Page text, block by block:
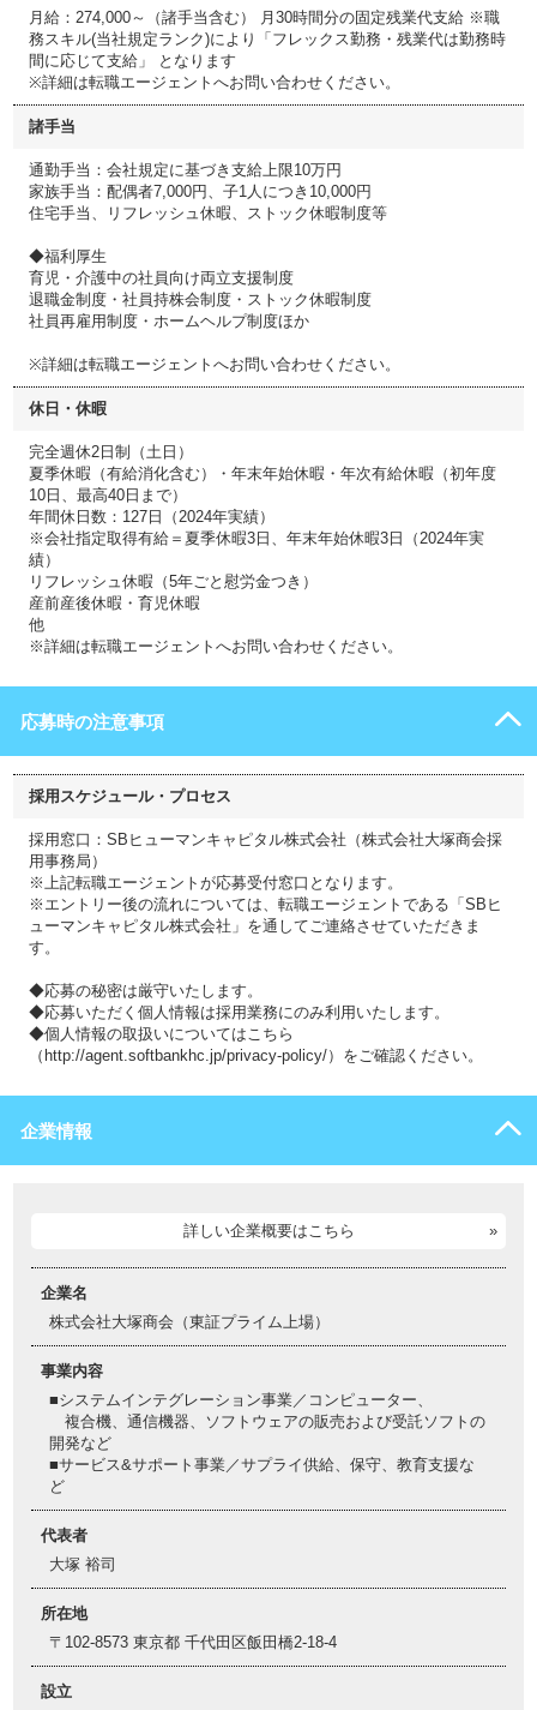
月給：274,000～（諸手当含む） 月30時間分の固定残業代支給 ※職
務スキル(当社規定ランク)により「フレックス勤務・残業代は勤務時
間に応じて支給」 となります
※詳細は転職エージェントへお問い合わせください。
諸手当
通勤手当：会社規定に基づき支給上限10万円
家族手当：配偶者7,000円、子1人につき10,000円
住宅手当、リフレッシュ休暇、ストック休暇制度等
◆福利厚生
育児・介護中の社員向け両立支援制度
退職金制度・社員持株会制度・ストック休暇制度
社員再雇用制度・ホームヘルプ制度ほか
※詳細は転職エージェントへお問い合わせください。
休日・休暇
完全週休2日制（土日）
夏季休暇（有給消化含む）・年末年始休暇・年次有給休暇（初年度
10日、最高40日まで）
年間休日数：127日（2024年実績）
※会社指定取得有給＝夏季休暇3日、年末年始休暇3日（2024年実
績）
リフレッシュ休暇（5年ごと慰労金つき）
産前産後休暇・育児休暇
他
※詳細は転職エージェントへお問い合わせください。
応募時の注意事項
採用スケジュール・プロセス
採用窓口：SBヒューマンキャピタル株式会社（株式会社大塚商会採
用事務局）
※上記転職エージェントが応募受付窓口となります。
※エントリー後の流れについては、転職エージェントである「SBヒ
ューマンキャピタル株式会社」を通してご連絡させていただきま
す。
◆応募の秘密は厳守いたします。
◆応募いただく個人情報は採用業務にのみ利用いたします。
◆個人情報の取扱いについてはこちら
（http://agent.softbankhc.jp/privacy-policy/）をご確認ください。
企業情報
詳しい企業概要はこちら
企業名
株式会社大塚商会（東証プライム上場）
事業内容
■システムインテグレーション事業／コンピューター、
複合機、通信機器、ソフトウェアの販売および受託ソフトの
開発など
■サービス&サポート事業／サプライ供給、保守、教育支援な
ど
代表者
大塚 裕司
所在地
〒102-8573 東京都 千代田区飯田橋2-18-4
設立